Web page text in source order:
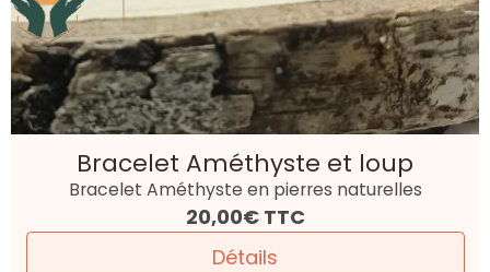
Bracelet Améthyste et loup
Bracelet Améthyste en pierres naturelles
20,00€ TTC
Détails